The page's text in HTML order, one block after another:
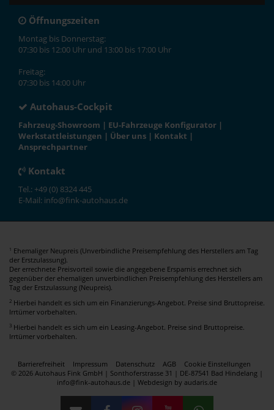
Öffnungszeiten
Montag bis Donnerstag:
07:30 bis 12:00 Uhr und 13:00 bis 17:00 Uhr
Freitag:
07:30 bis 14:00 Uhr
Autohaus-Cockpit
Fahrzeug-Showroom | EU-Fahrzeuge Konfigurator |
Werkstattleistungen | Über uns | Kontakt |
Ansprechpartner
Kontakt
Tel.: +49 (0) 8324 445
E-Mail: info@fink-autohaus.de
1 Ehemaliger Neupreis (Unverbindliche Preisempfehlung des Herstellers am Tag
der Erstzulassung).
Der errechnete Preisvorteil sowie die angegebene Ersparnis errechnet sich
gegenüber der ehemaligen unverbindlichen Preisempfehlung des Herstellers am
Tag der Erstzulassung (Neupreis).
2 Hierbei handelt es sich um ein Finanzierungs-Angebot. Preise sind Bruttopreise.
Irrtümer vorbehalten.
3 Hierbei handelt es sich um ein Leasing-Angebot. Preise sind Bruttopreise.
Irrtümer vorbehalten.
Barrierefreiheit Impressum Datenschutz AGB
Cookie Einstellungen
© 2026 Autohaus Fink GmbH | Sonthoferstrasse 31 | DE-87541 Bad Hindelang |
info@fink-autohaus.de | Webdesign by audaris.de